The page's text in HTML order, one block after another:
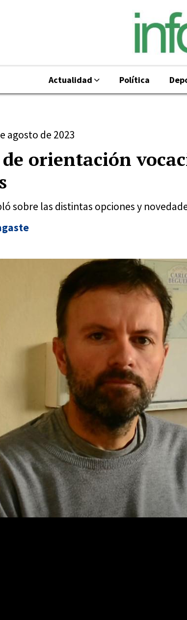
Actualidad Política
de orientación
sobre las distintas opciones y
agosto de 2023